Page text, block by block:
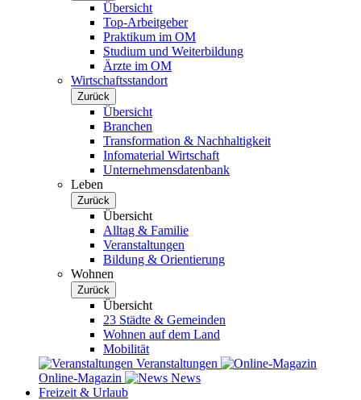
Übersicht
Top-Arbeitgeber
Praktikum im OM
Studium und Weiterbildung
Ärzte im OM
Wirtschaftsstandort
Zurück
Übersicht
Branchen
Transformation & Nachhaltigkeit
Infomaterial Wirtschaft
Unternehmensdatenbank
Leben
Zurück
Übersicht
Alltag & Familie
Veranstaltungen
Bildung & Orientierung
Wohnen
Zurück
Übersicht
23 Städte & Gemeinden
Wohnen auf dem Land
Mobilität
Veranstaltungen
Online-Magazin
News
Freizeit & Urlaub